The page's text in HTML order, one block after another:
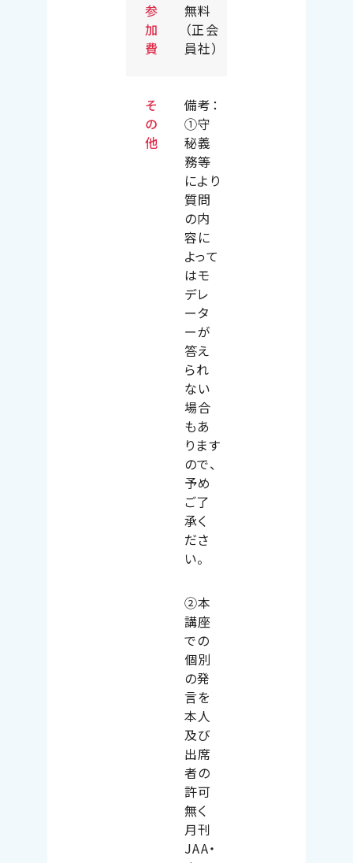
参
加
費
無料
（正会
員社）
そ
の
他
備考：
①守
秘義
務等
により
質問
の内
容に
よって
はモ
デレ
ータ
ーが
答え
られ
ない
場合
もあ
ります
ので、
予め
ご了
承く
ださ
い。
②本
講座
での
個別
の発
言を
本人
及び
出席
者の
許可
無く
月刊
JAA・